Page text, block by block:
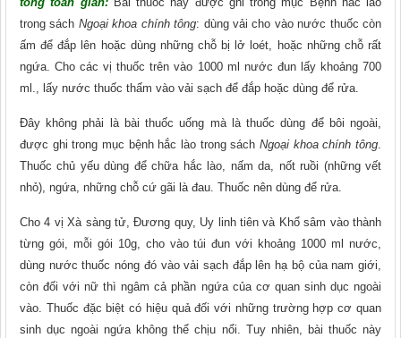
trong sách Ngoại khoa chính tông: dùng vải cho vào nước thuốc còn
ấm để đắp lên hoặc dùng những chỗ bị lở loét, hoặc những chỗ rất
ngứa. Cho các vị thuốc trên vào 1000 ml nước đun lấy khoảng 700
ml., lấy nước thuốc thấm vào vải sạch để đắp hoặc dùng để rửa.
Đây không phải là bài thuốc uống mà là thuốc dùng để bôi ngoài,
được ghi trong mục bệnh hắc lào trong sách Ngoại khoa chính tông.
Thuốc chủ yếu dùng để chữa hắc lào, nấm da, nốt ruồi (những vết
nhỏ), ngứa, những chỗ cứ gãi là đau. Thuốc nên dùng để rửa.
Cho 4 vị Xà sàng tử, Đương quy, Uy linh tiên và Khổ sâm vào thành
từng gói, mỗi gói 10g, cho vào túi đun với khoảng 1000 ml nước,
dùng nước thuốc nóng đó vào vải sạch đắp lên hạ bộ của nam giới,
còn đối với nữ thì ngâm cả phần ngứa của cơ quan sinh dục ngoài
vào. Thuốc đặc biệt có hiệu quả đối với những trường hợp cơ quan
sinh dục ngoài ngứa không thể chịu nổi. Tuy nhiên, bài thuốc này